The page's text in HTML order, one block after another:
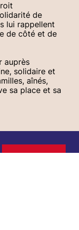
de
lui rappellent
de côté et de
auprès
solidaire et
aînés,
sa place et sa
CONTACT